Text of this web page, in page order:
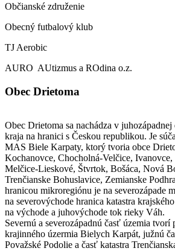
Občianské združenie
Obecný futbalový klub
TJ Aerobic
AURO AUtizmus a ROdina o.z.
Obec Drietoma
Obec Drietoma sa nachádza v juhozápadnej
kraja na hranici s Českou republikou. Je
MAS Biele Karpaty, ktorý tvoria obce
Kochanovce, Chocholná-Velčice,
Melčice-Lieskové, Štvrtok, Bošáca, Nová
Trenčianske Bohuslavice, Zemianske
hranicou mikroregiónu je na severozápade
na severovýchode hranica katastra
na východe a juhovýchode tok rieky Váh.
Severnú a severozápadnú časť územia tvorí
krajinného úzermia Bielych Karpát, južnú
Považské Podolie a časť katastra